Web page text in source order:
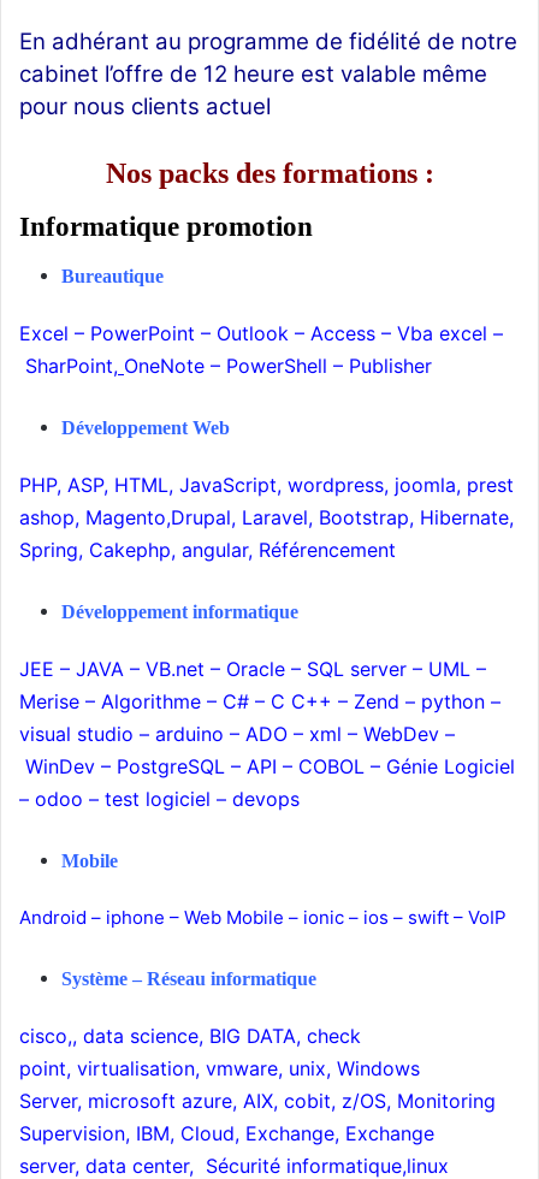
En adhérant au programme de fidélité de notre
cabinet l’offre de 12 heure est valable même
pour nous clients actuel
Nos packs des formations :
Informatique promotion
Bureautique
Excel – PowerPoint – Outlook – Access – Vba excel –
SharPoint, OneNote – PowerShell – Publisher
Développement Web
PHP, ASP, HTML, JavaScript, wordpress, joomla, prest
ashop, Magento,Drupal, Laravel, Bootstrap, Hibernate,
Spring, Cakephp, angular, Référencement
Développement informatique
JEE – JAVA – VB.net – Oracle – SQL server – UML –
Merise – Algorithme – C# – C C++ – Zend – python –
visual studio – arduino – ADO – xml – WebDev –
WinDev – PostgreSQL – API – COBOL – Génie Logiciel
– odoo – test logiciel – devops
Mobile
Android – iphone – Web Mobile – ionic – ios – swift – VoIP
Système – Réseau informatique
cisco,, data science, BIG DATA, check
point, virtualisation, vmware, unix, Windows
Server, microsoft azure, AIX, cobit, z/OS, Monitoring
Supervision, IBM, Cloud, Exchange, Exchange
server, data center, Sécurité informatique,linux